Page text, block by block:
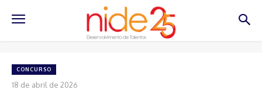
CONCURSO
18 de abril de 2026